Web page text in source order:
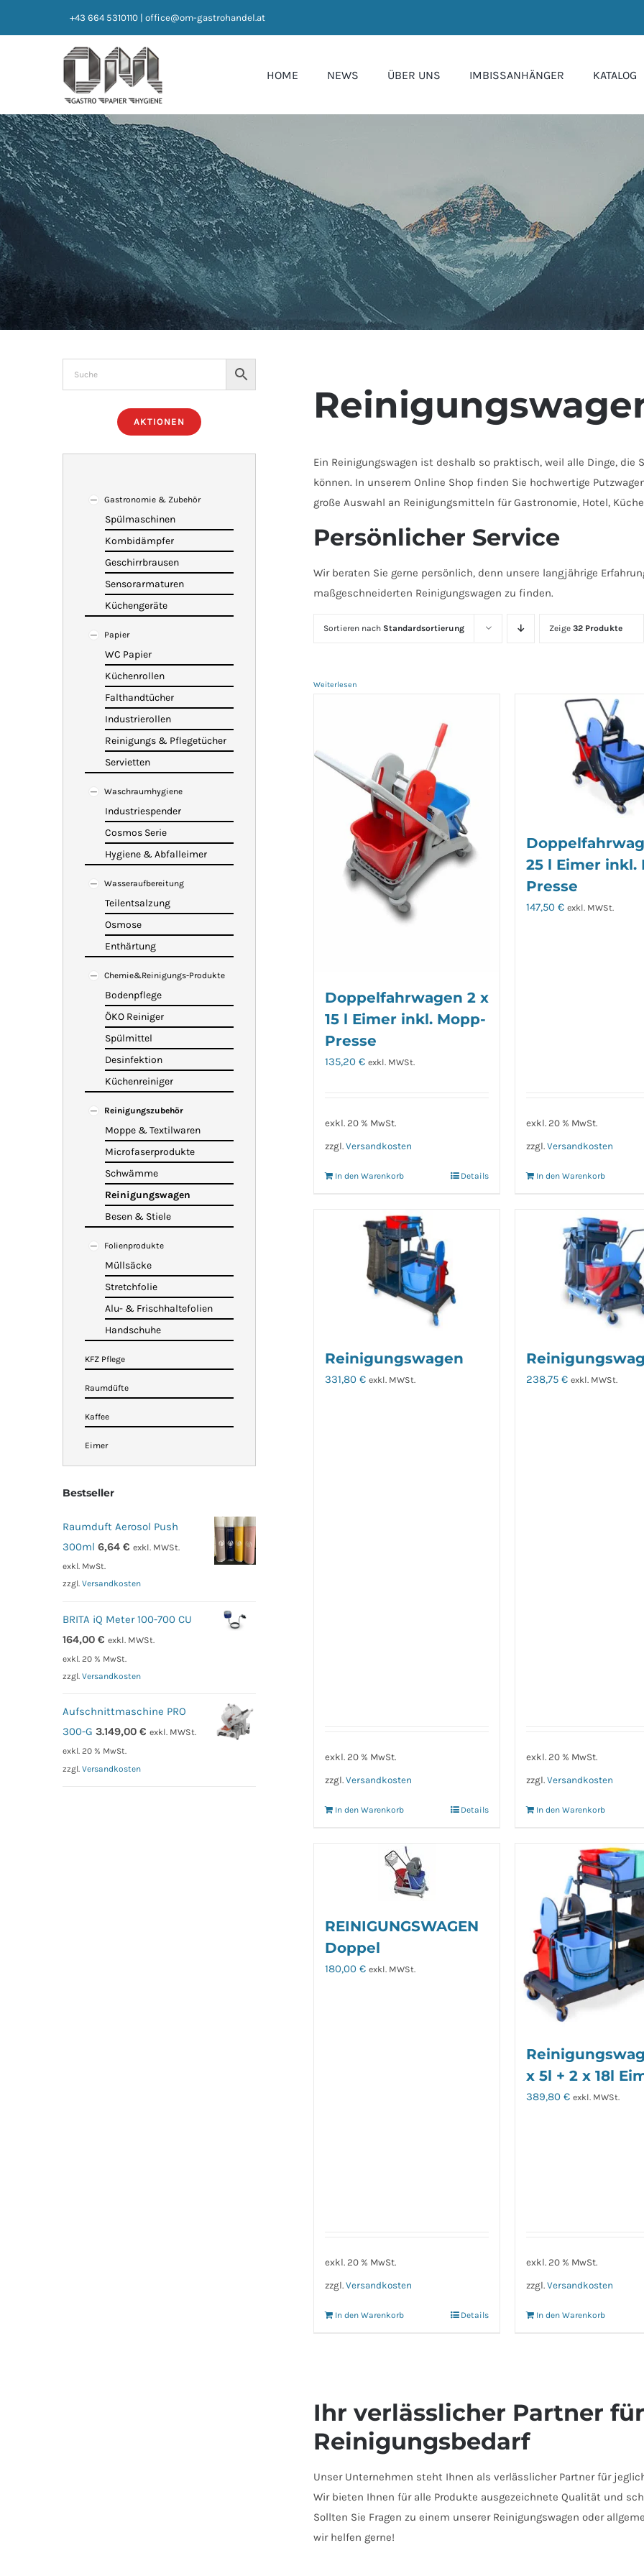
+43 664 5310110 office@om-gastrohandel.at
HOME NEWS ÜBER UNS IMBISSANHÄNGER KATALOG
Ein Reinigungswagen ist deshalb so praktisch, weil alle Dinge,
können. In unserem Online Shop finden Sie hochwertige
große Auswahl an Reinigungsmitteln für Gastronomie, Hotel,
Persönlicher Service
Wir beraten Sie gerne persönlich, denn unsere langjährige
maßgeschneiderten Reinigungswagen zu finden.
Sortieren nach Standardsortierung Zeige32 Produkte
Weiterlesen
Doppelfahrwagen 2 x
15 l Eimer inkl. Mopp-
Presse
135,20€ exkl. MWSt.
exkl. 20 % MwSt.
zzgl.Versandkosten
In den Warenkorb Details
25 l Eimer inkl.
Presse
147,50€ exkl. MWSt.
exkl. 20 % MwSt.
zzgl.Versandkosten
In den Warenkorb
Reinigungswagen
331,80€ exkl. MWSt.
exkl. 20 % MwSt.
zzgl.Versandkosten
In den Warenkorb Details
238,75€ exkl. MWSt.
exkl. 20 % MwSt.
zzgl.Versandkosten
In den Warenkorb
REINIGUNGSWAGEN
Doppel
180,00€ exkl. MWSt.
exkl. 20 % MwSt.
zzgl.Versandkosten
In den Warenkorb Details
x 5l + 2 x 18l
389,80€ exkl. MWSt.
exkl. 20 % MwSt.
zzgl.Versandkosten
In den Warenkorb
Ihr verlässlicher Partner
Reinigungsbedarf
Unser Unternehmen steht Ihnen als verlässlicher Partner für
Wir bieten Ihnen für alle Produkte ausgezeichnete Qualität und
Sollten Sie Fragen zu einem unserer Reinigungswagen oder
wir helfen gerne!
AKTIONEN
Gastronomie & Zubehör
Spülmaschinen
Kombidämpfer
Geschirrbrausen
Sensorarmaturen
Küchengeräte
Papier
WC Papier
Küchenrollen
Falthandtücher
Industrierollen
Reinigungs & Pflegetücher
Servietten
Waschraumhygiene
Industriespender
Cosmos Serie
Hygiene & Abfalleimer
Wasseraufbereitung
Teilentsalzung
Osmose
Enthärtung
Chemie&Reinigungs-Produkte
Bodenpflege
ÖKO Reiniger
Spülmittel
Desinfektion
Küchenreiniger
Reinigungszubehör
Moppe & Textilwaren
Microfaserprodukte
Schwämme
Reinigungswagen
Besen & Stiele
Folienprodukte
Müllsäcke
Stretchfolie
Alu- & Frischhaltefolien
Handschuhe
KFZ Pflege
Raumdüfte
Kaffee
Eimer
Bestseller
Raumduft Aerosol Push
300ml 6,64 € exkl. MWSt.
exkl. MwSt.
zzgl. Versandkosten
BRITA iQ Meter 100-700 CU
164,00 € exkl. MWSt.
exkl. 20 % MwSt.
zzgl. Versandkosten
Aufschnittmaschine PRO
300-G 3.149,00 € exkl. MWSt.
exkl. 20 % MwSt.
zzgl. Versandkosten